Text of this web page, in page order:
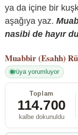
ya da içine bir
aşağıya yaz.
nasibi de hayır
Muabbir (Esahh)
rüya yorumluyor
Toplam
114.700
kalbe dokunuldu